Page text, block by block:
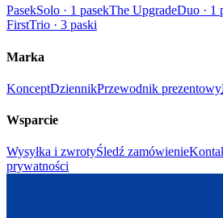
PasekSolo · 1 pasekThe UpgradeDuo · 1
FirstTrio · 3 paski
Marka
KonceptDziennikPrzewodnik prezentowy
Wsparcie
Wysyłka i zwrotyŚledź zamówienie
prywatności